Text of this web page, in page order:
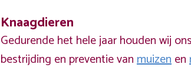
Knaagdieren
Gedurende het hele jaar houden wij
bestrijding en preventie vanmuizenen